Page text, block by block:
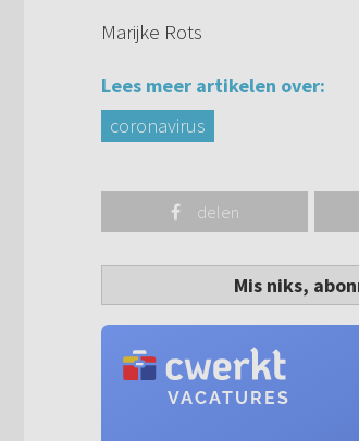
Marijke Rots
Lees meer artikelen over:
coronavirus
delen
Mis niks,